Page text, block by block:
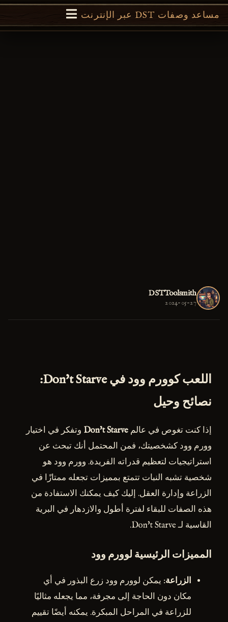
مساعد وصفات DST عبر الإنترنت
DSTToolsmith
2024-05-27
اللعب كوورم وود في Don't Starve:
نصائح وحيل
إذا كنت تغوص في عالم Don't Starve وتفكر في اختيار
وورم وود كشخصيتك، فمن المحتمل أنك تبحث عن
استراتيجيات لتعظيم قدراته الفريدة. وورم وود هو
شخصية تشبه النبات تتمتع بمميزات تجعله ممتازًا في
الزراعة وإدارة العقل. إليك كيف يمكنك الاستفادة من
هذه الصفات للبقاء لفترة أطول والازدهار في البرية
القاسية لـ Don't Starve.
المميزات الرئيسية لوورم وود
الزراعة: يمكن لوورم وود زرع البذور في أي
مكان دون الحاجة إلى مجرفة، مما يجعله مثاليًا
للزراعة في المراحل المبكرة. يمكنه أيضًا تقييم